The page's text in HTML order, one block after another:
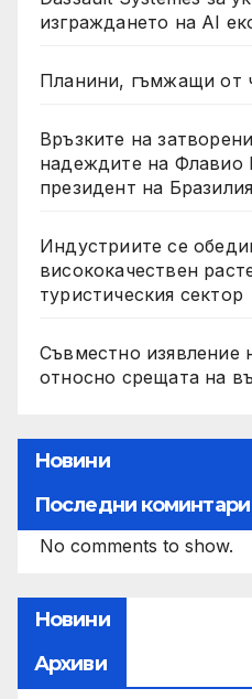
изграждането на AI
Планини, гъмжащи от
Връзките на
надеждите на Флавио
президент на Бразилия
Индустриите се
висококачествен
туристическия сектор
Съвместно изявление
относно срещата на
Новини
Последни коминтари
No comments to show.
Новини
Архиви